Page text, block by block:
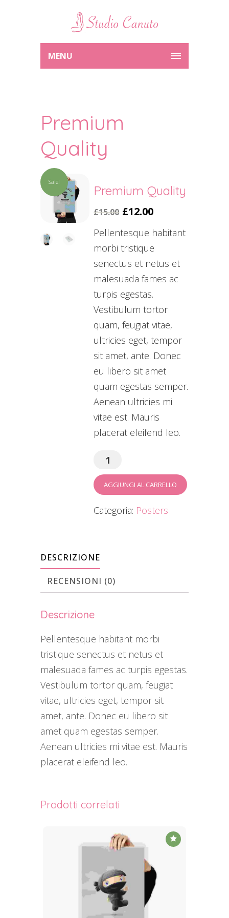
MENU
Premium
Quality
Sale!
Premium Quality
£15.00 £12.00
Pellentesque habitant
morbi tristique
senectus et netus et
malesuada fames ac
turpis egestas.
Vestibulum tortor
quam, feugiat vitae,
ultricies eget, tempor
sit amet, ante. Donec
eu libero sit amet
quam egestas semper.
Aenean ultricies mi
vitae est. Mauris
placerat eleifend leo.
AGGIUNGI AL CARRELLO
Categoria: Posters
DESCRIZIONE
RECENSIONI (0)
Descrizione
Pellentesque habitant morbi
tristique senectus et netus et
malesuada fames ac turpis egestas.
Vestibulum tortor quam, feugiat
vitae, ultricies eget, tempor sit
amet, ante. Donec eu libero sit
amet quam egestas semper.
Aenean ultricies mi vitae est. Mauris
placerat eleifend leo.
Prodotti correlati